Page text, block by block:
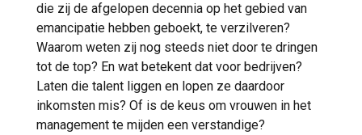
die zij de afgelopen decennia op het gebied van
emancipatie hebben geboekt, te verzilveren?
Waarom weten zij nog steeds niet door te dringen
tot de top? En wat betekent dat voor bedrijven?
Laten die talent liggen en lopen ze daardoor
inkomsten mis? Of is de keus om vrouwen in het
management te mijden een verstandige?